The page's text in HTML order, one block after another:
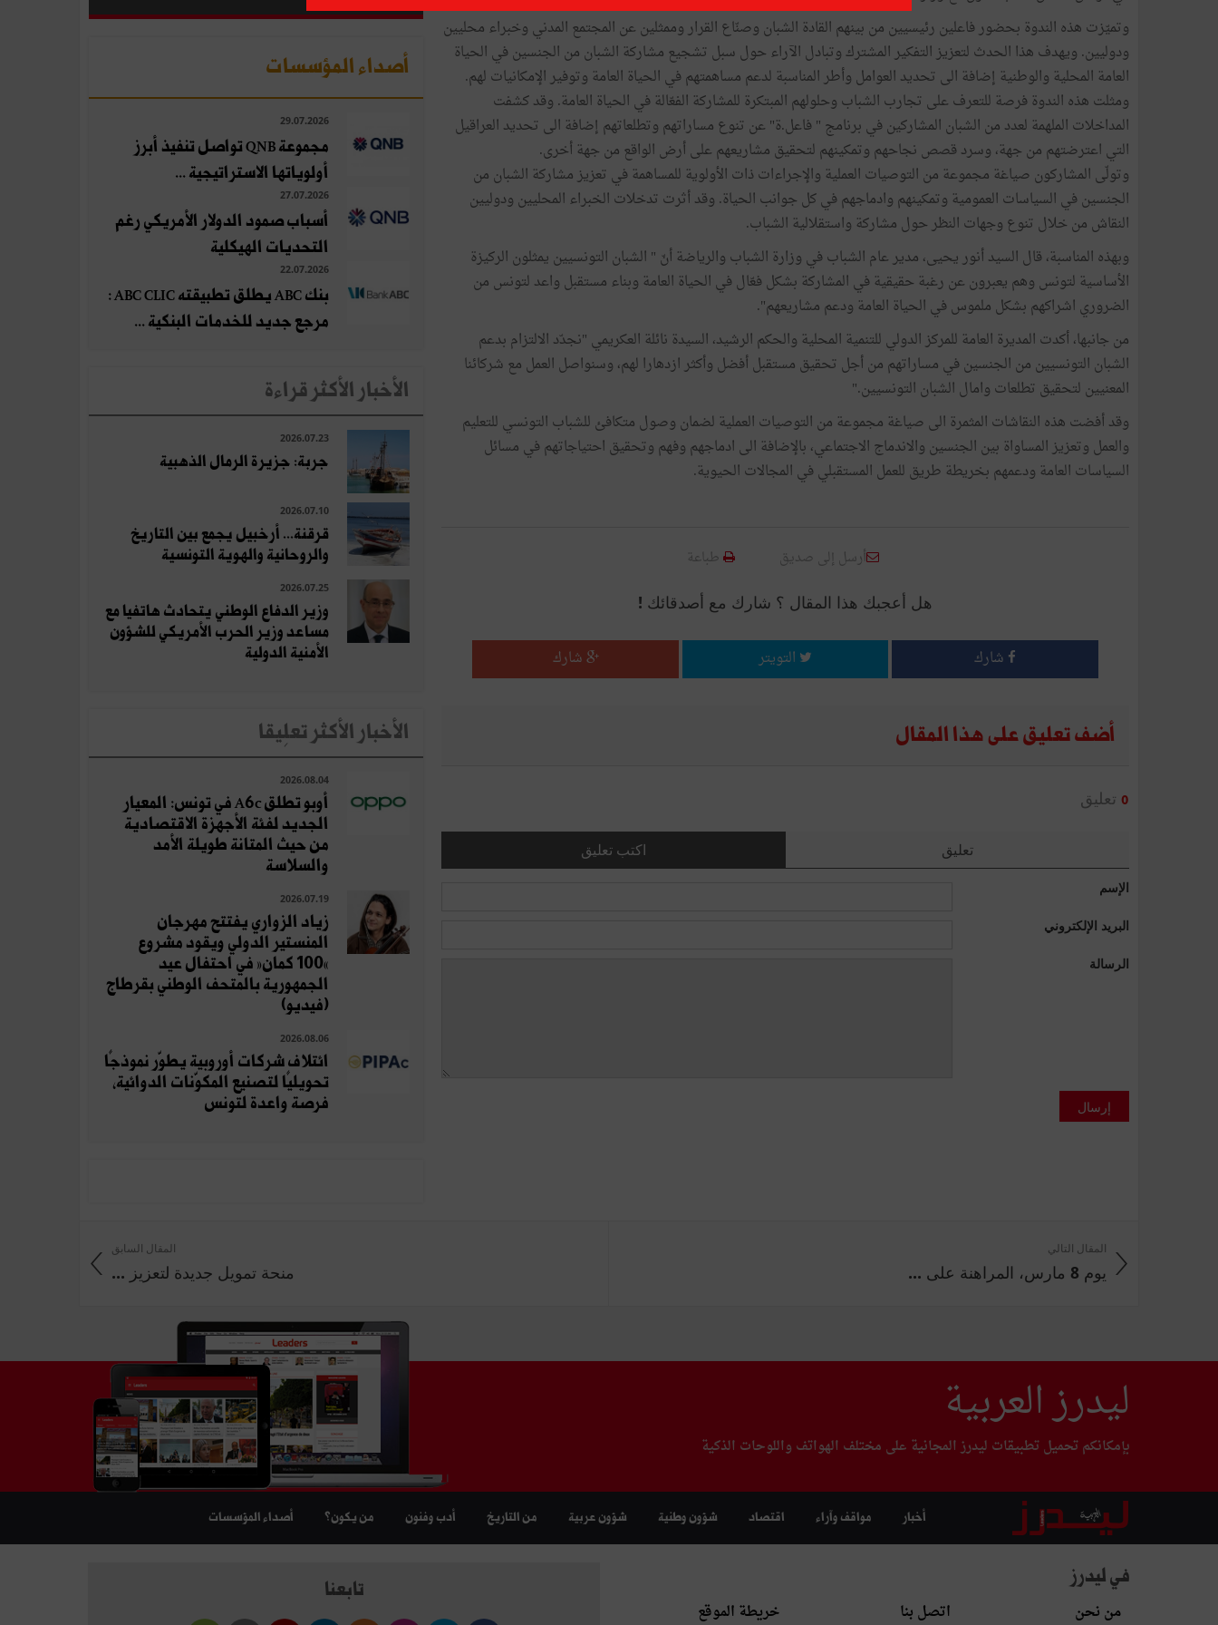
وتميّزت هذه الندوة بحضور فاعلين رئيسيين من بينهم القادة الشبان وصنّاع القرار وممثلين عن المجتمع المدني وخبراء محليين
ودوليين. ويهدف هذا الحدث لتعزيز التفكير المشترك وتبادل الآراء حول سبل تشجيع مشاركة الشبان من الجنسين في الحياة
العامة المحلية والوطنية إضافة الى تحديد العوامل وأطر المناسبة لدعم مساهمتهم في الحياة العامة وتوفير الإمكانيات لهم.
ومثلت هذه الندوة فرصة للتعرف على تجارب الشباب وحلولهم المبتكرة للمشاركة الفعّالة في الحياة العامة. وقد كشفت
المداخلات الملهمة لعدد من الشبان المشاركين في برنامج " فاعل.ة" عن تنوع مساراتهم وتطلعاتهم إضافة الى تحديد العراقيل
التي اعترضتهم من جهة، وسرد قصص نجاحهم وتمكينهم لتحقيق مشاريعهم على أرض الواقع من جهة أخرى.
وتولّى المشاركون صياغة مجموعة من التوصيات العملية والإجراءات ذات الأولوية للمساهمة في تعزيز مشاركة الشبان من
الجنسين في السياسات العمومية وتمكينهم وادماجهم في كل جوانب الحياة. وقد أثرت تدخلات الخبراء المحليين ودوليين
النقاش من خلال تنوع وجهات النظر حول مشاركة واستقلالية الشباب.
وبهذه المناسبة، قال السيد أنور يحيى، مدير عام الشباب في وزارة الشباب والرياضة أنّ " الشبان التونسيين يمثلون الركيزة
الأساسية لتونس وهم يعبرون عن رغبة حقيقية في المشاركة بشكل فعّال في الحياة العامة وبناء مستقبل واعد لتونس من
الضروري اشراكهم بشكل ملموس في الحياة العامة ودعم مشاريعهم".
من جانبها، أكدت المديرة العامة للمركز الدولي للتنمية المحلية والحكم الرشيد، السيدة نائلة العكريمي "نجدّد الالتزام بدعم
الشبان التونسيين من الجنسين في مساراتهم من أجل تحقيق مستقبل أفضل وأكثر ازدهارا لهم، وسنواصل العمل مع شركائنا
المعنيين لتحقيق تطلعات وامال الشبان التونسيين."
وقد أفضت هذه النقاشات المثمرة الى صياغة مجموعة من التوصيات العملية لضمان وصول متكافئ للشباب التونسي للتعليم
والعمل وتعزيز المساواة بين الجنسين والاندماج الاجتماعي، بالإضافة الى ادماجهم وفهم وتحقيق احتياجاتهم في مسائل
السياسات العامة ودعمهم بخريطة طريق للعمل المستقبلي في المجالات الحيوية.
أرسل إلى صديق طباعة
هل أعجبك هذا المقال ؟ شارك مع أصدقائك !
شارك التويتر شارك
أضف تعليق على هذا المقال
0 تعليق
اكتب تعليق تعليق
الإسم
البريد الإلكتروني
الرسالة
إرسال
أصداء المؤسسات
29.07.2026
مجموعة QNB تواصل تنفيذ أبرز
أولوياتها الاستراتيجية ...
27.07.2026
أسباب صمود الدولار الأمريكي رغم
التحديات الهيكلية
22.07.2026
بنك ABC يطلق تطبيقته ABC CLIC :
مرجع جديد للخدمات البنكية ...
الأخبار الأكثر قراءة
2026.07.23
جربة: جزيرة الرمال الذهبية
2026.07.10
قرقنة... أرخبيل يجمع بين التاريخ
والروحانية والهوية التونسية
2026.07.25
وزير الدفاع الوطني يتحادث هاتفيا مع
مساعد وزير الحرب الأمريكي للشؤون
الأمنية الدولية
الأخبار الأكثر تعلِيقا
2026.08.04
أوبو تطلق A6c في تونس: المعيار
الجديد لفئة الأجهزة الاقتصادية
من حيث المتانة طويلة الأمد
والسلاسة
2026.07.19
زياد الزواري يفتتح مهرجان
المنستير الدولي ويقود مشروع
«100 كمان» في احتفال عيد
الجمهورية بالمتحف الوطني بقرطاج
(فيديو)
2026.08.06
ائتلاف شركات أوروبية يطوّر نموذجًا
تحويليًا لتصنيع المكوّنات الدوائية،
فرصة واعدة لتونس
المقال السابق
منحة تمويل جديدة لتعزيز ...
المقال التالي
يوم 8 مارس، المراهنة على ...
ليدرز العربية
بإمكانكم تحميل تطبيقات ليدرز المجانية على مختلف الهواتف واللوحات الذكية
أخبار مواقف وآراء اقتصاد شؤون وطنية شؤون عربية من التاريخ أدب وفنون من يكون؟ أصداء المؤسسات
في ليدرز
من نحن اتصل بنا خريطة الموقع
تابعنا